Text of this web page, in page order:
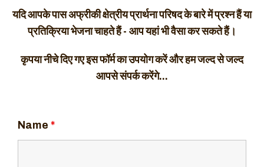
यदि आपके पास अफ्रीकी क्षेत्रीय प्रार्थना परिषद के बारे में प्रश्न हैं या
प्रतिक्रिया भेजना चाहते हैं - आप यहां भी वैसा कर सकते हैं।
कृपया नीचे दिए गए इस फॉर्म का उपयोग करें और हम जल्द से जल्द
आपसे संपर्क करेंगे...
Name *